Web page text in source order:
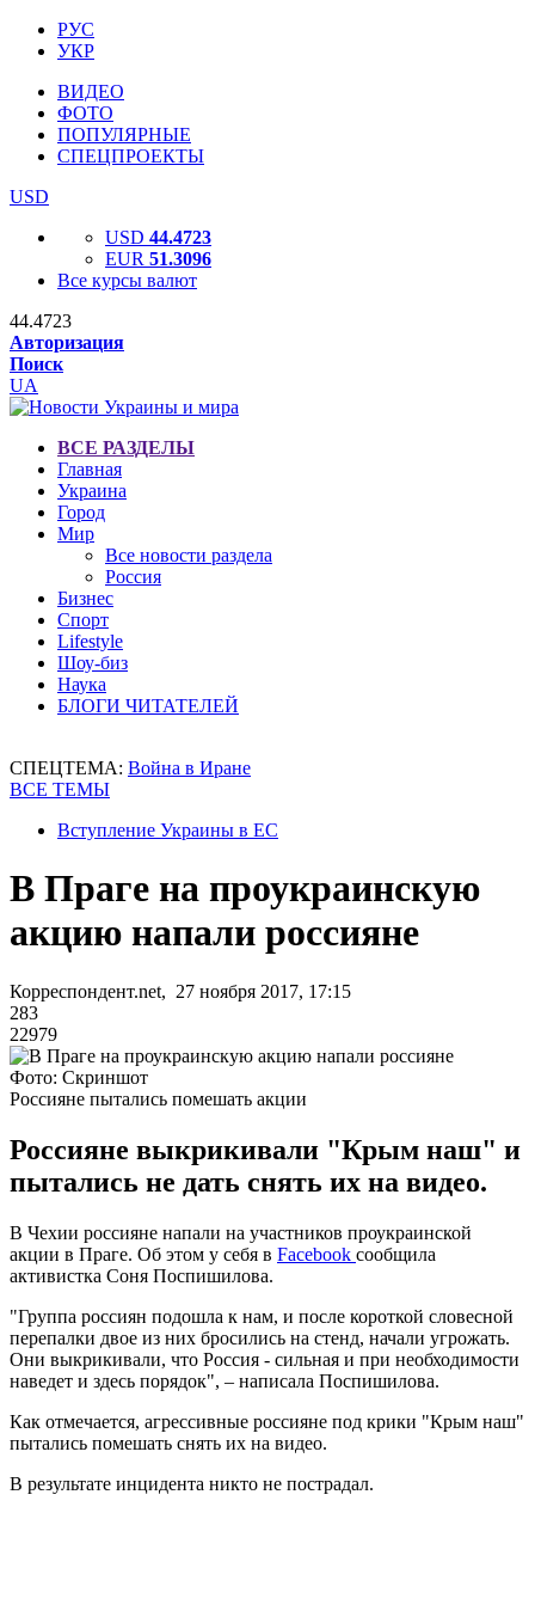
РУС
УКР
ВИДЕО
ФОТО
ПОПУЛЯРНЫЕ
СПЕЦПРОЕКТЫ
USD
USD 44.4723
EUR 51.3096
Все курсы валют
44.4723
Авторизация
Поиск
UA
ВСЕ РАЗДЕЛЫ
Главная
Украина
Город
Мир
Все новости раздела
Россия
Бизнес
Спорт
Lifestyle
Шоу-биз
Наука
БЛОГИ ЧИТАТЕЛЕЙ
СПЕЦТЕМА: Война в Иране
ВСЕ ТЕМЫ
Вступление Украины в ЕС
В Праге на проукраинскую
акцию напали россияне
Корреспондент.net, 27 ноября 2017, 17:15
283
22979
Фото: Скриншот
Россияне пытались помешать акции
Россияне выкрикивали "Крым наш" и
пытались не дать снять их на видео.
В Чехии россияне напали на участников проукраинской
акции в Праге. Об этом у себя в Facebook сообщила
активистка Соня Поспишилова.
"Группа россиян подошла к нам, и после короткой словесной
перепалки двое из них бросились на стенд, начали угрожать.
Они выкрикивали, что Россия - сильная и при необходимости
наведет и здесь порядок", – написала Поспишилова.
Как отмечается, агрессивные россияне под крики "Крым наш"
пытались помешать снять их на видео.
В результате инцидента никто не пострадал.